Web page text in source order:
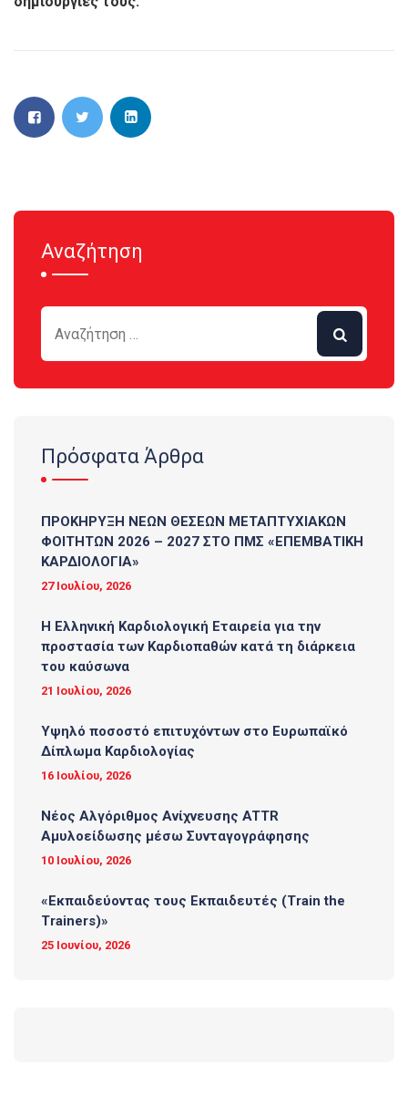
Αναζήτηση
Πρόσφατα Άρθρα
ΠΡΟΚΗΡΥΞΗ ΝΕΩΝ ΘΕΣΕΩΝ ΜΕΤΑΠΤΥΧΙΑΚΩΝ
ΦΟΙΤΗΤΩΝ 2026 – 2027 ΣΤΟ ΠΜΣ «ΕΠΕΜΒΑΤΙΚΗ
ΚΑΡΔΙΟΛΟΓΙΑ»
27 Ιουλίου, 2026
Η Ελληνική Καρδιολογική Εταιρεία για την
προστασία των Καρδιοπαθών κατά τη διάρκεια
του καύσωνα
21 Ιουλίου, 2026
Υψηλό ποσοστό επιτυχόντων στο Ευρωπαϊκό
Δίπλωμα Καρδιολογίας
16 Ιουλίου, 2026
Νέος Αλγόριθμος Ανίχνευσης ATTR
Αμυλοείδωσης μέσω Συνταγογράφησης
10 Ιουλίου, 2026
«Εκπαιδεύοντας τους Εκπαιδευτές (Τrain the
Trainers)»
25 Ιουνίου, 2026